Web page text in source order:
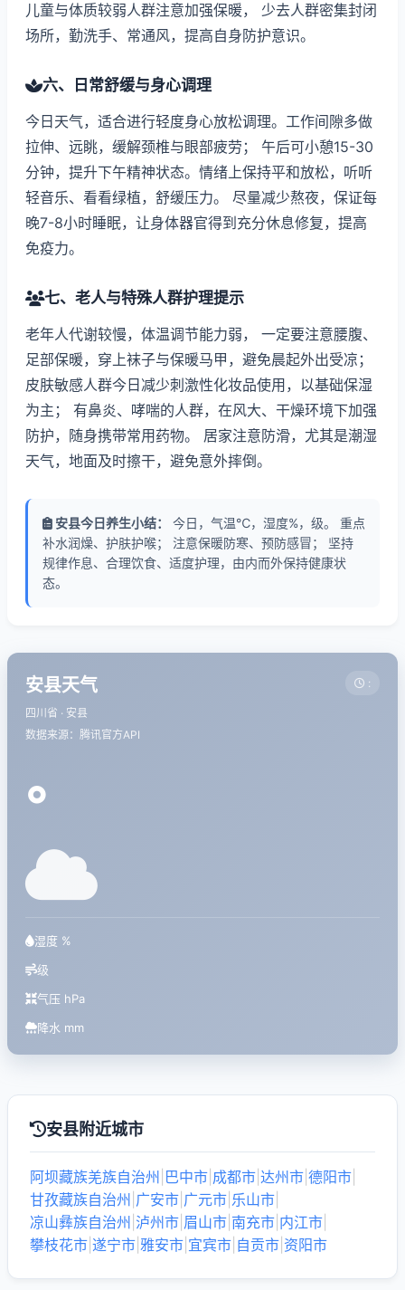
儿童与体质较弱人群注意加强保暖， 少去人群密集封闭
场所，勤洗手、常通风，提高自身防护意识。
六、日常舒缓与身心调理
今日天气，适合进行轻度身心放松调理。工作间隙多做
拉伸、远眺，缓解颈椎与眼部疲劳； 午后可小憩15-30
分钟，提升下午精神状态。情绪上保持平和放松，听听
轻音乐、看看绿植，舒缓压力。 尽量减少熬夜，保证每
晚7-8小时睡眠，让身体器官得到充分休息修复，提高
免疫力。
七、老人与特殊人群护理提示
老年人代谢较慢，体温调节能力弱， 一定要注意腰腹、
足部保暖，穿上袜子与保暖马甲，避免晨起外出受凉；
皮肤敏感人群今日减少刺激性化妆品使用，以基础保湿
为主； 有鼻炎、哮喘的人群，在风大、干燥环境下加强
防护，随身携带常用药物。 居家注意防滑，尤其是潮湿
天气，地面及时擦干，避免意外摔倒。
安县今日养生小结：
今日，气温℃，湿度%，级。 重点
补水润燥、护肤护喉； 注意保暖防寒、预防感冒； 坚持
规律作息、合理饮食、适度护理，由内而外保持健康状
态。
安县天气
四川省 · 安县
数据来源：腾讯官方API
:
°
湿度 %
级
气压 hPa
降水 mm
安县附近城市
阿坝藏族羌族自治州 巴中市 成都市 达州市 德阳市
甘孜藏族自治州 广安市 广元市 乐山市
凉山彝族自治州 泸州市 眉山市 南充市 内江市
攀枝花市 遂宁市 雅安市 宜宾市 自贡市 资阳市